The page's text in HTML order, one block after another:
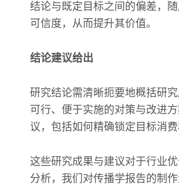
结论与既定目标之间的偏差，
可信度，从而提升其价值。
结论建议给出
研究结论需清晰扼要地概括研
可行、便于实施的对策与改进
议，包括如何精确锁定目标消
这些研究成果与建议对于行业
分析，我们对传播学报告的制